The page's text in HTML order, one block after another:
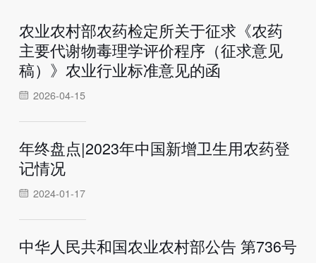
农业农村部农药检定所关于征求《农药
主要代谢物毒理学评价程序（征求意见
稿）》农业行业标准意见的函
2026-04-15
年终盘点|2023年中国新增卫生用农药登
记情况
2024-01-17
中华人民共和国农业农村部公告 第736号